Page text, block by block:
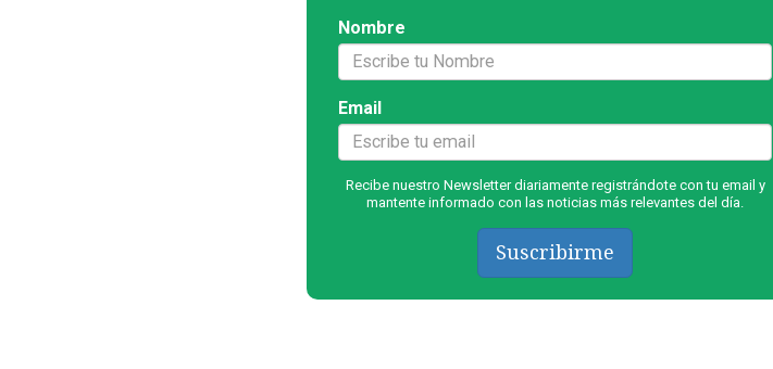
Nombre
Email
Recibe nuestro Newsletter diariamente registrándote con tu email y
mantente informado con las noticias más relevantes del día.
Suscribirme